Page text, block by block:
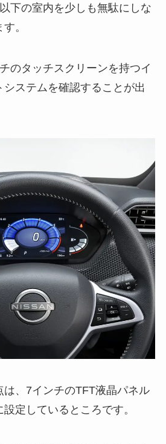
下の室内を少しも無駄にしな
。
のタッチスクリーンを持つイ
システムを確認することが出
は、7インチのTFT液晶パネル
定しているところです。